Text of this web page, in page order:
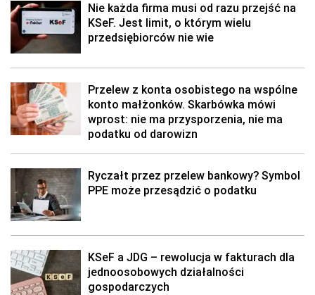
Nie każda firma musi od razu przejść na
KSeF. Jest limit, o którym wielu
przedsiębiorców nie wie
Przelew z konta osobistego na wspólne
konto małżonków. Skarbówka mówi
wprost: nie ma przysporzenia, nie ma
podatku od darowizn
Ryczałt przez przelew bankowy? Symbol
PPE może przesądzić o podatku
KSeF a JDG – rewolucja w fakturach dla
jednoosobowych działalności
gospodarczych